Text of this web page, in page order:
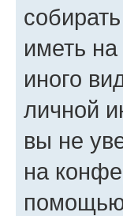
иметь
иного
личной
вы не
на
помощью